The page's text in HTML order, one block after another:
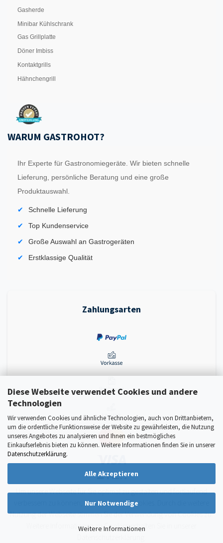
Diese Webseite verwendet Cookies und andere
Technologien
Wir verwenden Cookies und ähnliche Technologien, auch von Drittanbietern,
um die ordentliche Funktionsweise der Website zu gewährleisten, die Nutzung
unseres Angebotes zu analysieren und Ihnen ein bestmögliches
Einkaufserlebnis bieten zu können. Weitere Informationen finden Sie in unserer
Datenschutzerklärung.
Alle Akzeptieren
Nur Notwendige
Weitere Informationen
Gasherde
Minibar Kühlschrank
Gas Grillplatte
Döner Imbiss
Kontaktgrills
Hähnchengrill
WARUM GASTROHOT?
Ihr Experte für Gastronomiegeräte. Wir bieten schnelle
Lieferung, persönliche Beratung und eine große
Produktauswahl.
Schnelle Lieferung
Top Kundenservice
Große Auswahl an Gastrogeräten
Erstklassige Qualität
Zahlungsarten
Um unsere Webseite für Sie optimal zu gestalten und fortlaufend
verbessern zu können, verwenden wir Cookies. Durch die weitere
Nutzung der Webseite stimmen Sie der Verwendung von Cookies zu.
Weitere Informationen zu Cookies erhalten Sie in unserer